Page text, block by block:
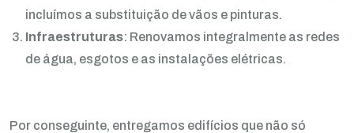
incluímos a substituição de vãos e pinturas.
Infraestruturas: Renovamos integralmente as redes
de água, esgotos e as instalações elétricas.
Por conseguinte, entregamos edifícios que não só